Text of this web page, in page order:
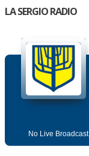
LA SERGIO RADIO